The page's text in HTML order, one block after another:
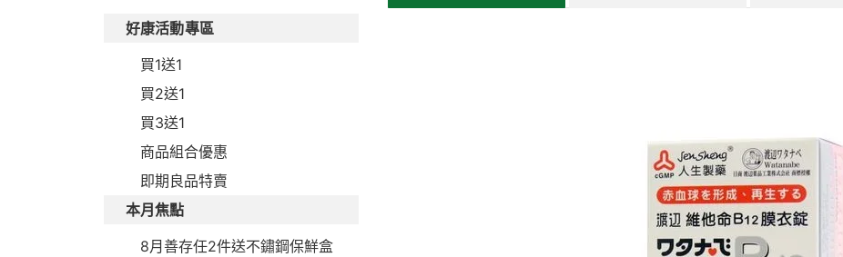
好康活動專區
買1送1
買2送1
買3送1
商品組合優惠
即期良品特賣
本月焦點
8月善存任2件送不鏽鋼保鮮盒